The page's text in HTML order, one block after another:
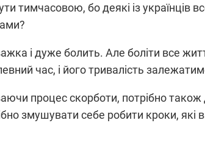
тимчасовою, бо деякі із українців
і дуже болить. Але боліти все
час, і його тривалість
процес скорботи, потрібно також
змушувати себе робити кроки, які